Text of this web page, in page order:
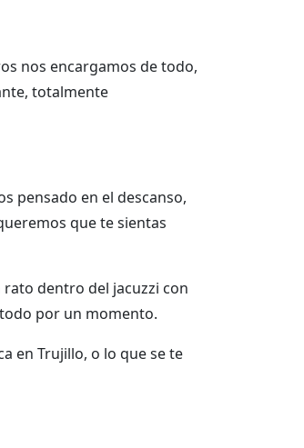
nos encargamos de todo,
totalmente
pensado en el descanso,
que te sientas
dentro del jacuzzi con
por un momento.
en Trujillo, o lo que se te